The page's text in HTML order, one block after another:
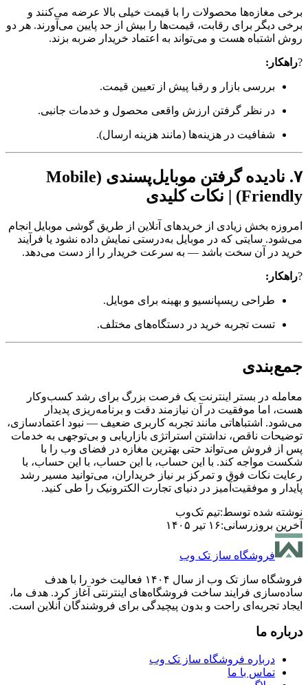
برخی مغازه‌ها محصولات را با قیمت خیلی بالا عرضه می‌کنند و
برخی دیگر برای رقابت، قیمت‌ها را بیش از حد پایین می‌آورند. هر دو
روش اشتباه هست و می‌تواند به اعتماد خریدار ضربه بزند.
?راهکار:
بررسی بازار و رقبا پیش از تعیین قیمت.
در نظر گرفتن ارزش واقعی محصول و خدمات جانبی.
شفافیت در هزینه‌ها (مانند هزینه ارسال).
۷. نادیده گرفتن موبایل‌پسندی (Mobile
Friendly) | نکات کلیدی
امروزه بخش زیادی از خریدهای آنلاین از طریق گوشی موبایل انجام
می‌شود. سایتی که در موبایل به‌درستی نمایش داده نشود یا فرآیند
خرید در آن سخت باشد — به سرعت خریدار را از دست می‌دهد.
?راهکار:
طراحی ریسپانسیو و بهینه برای موبایل.
تست تجربه خرید در دستگاه‌های مختلف.
جمع‌بندی
معامله در بستر اینترنت یک فرصت بزرگ برای رشد کسب‌وکار
هست، اما موفقیت در آن نیازمند دقت و برنامه‌ریزی پدیدار
می‌شود. اشتباهاتی مانند تجربه کاربری ضعیف — نبود اعتمادسازی،
توضیحات ناقص، نداشتن استراتژی بازاریابی و بی‌توجهی به خدمات
پس از فروش می‌تواند حتی بهترین مغازه در فضای وب را با
شکست مواجه کند. با این حساب، با این حساب، با این حساب، با
رعایت نکات فوق و تمرکز بر نیاز خریداران، می‌توانید مسیر رشد
پایدار و موفقیت‌آمیز در دنیای تجارت الکترونیک را طی کنید.
نوشته شده توسط:تیم تک‌وب
آخرین بروزرسانی:۱۶ تیر ۱۴۰۵
فروشگاه ساز تک وب
فروشگاه ساز تک وب از سال ۱۴۰۴ فعالیت خود را با هدف
ساده‌سازی فرایند ساخت فروشگاه‌های اینترنتی آغاز کرد. هدف ما،
ایجاد تجربه‌ای راحت و بدون پیچیدگی برای فروشندگان آنلاین است.
درباره ما
درباره فروشگاه ساز تک وب
تماس با ما